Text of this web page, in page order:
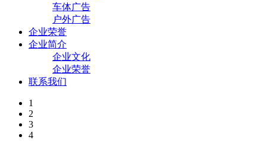
车体广告
户外广告
企业荣誉
企业简介
企业文化
企业荣誉
联系我们
1
2
3
4